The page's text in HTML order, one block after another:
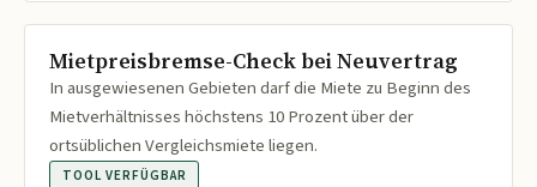
Mietpreisbremse-Check bei Neuvertrag
In ausgewiesenen Gebieten darf die Miete zu Beginn des
Mietverhältnisses höchstens 10 Prozent über der
ortsüblichen Vergleichsmiete liegen.
TOOL VERFÜGBAR